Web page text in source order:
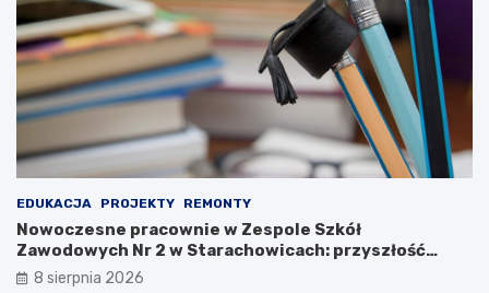
u
K
u
l
t
u
y
!
ł
u
o
b
r
o
n
e
g
o
n
a
w
EDUKACJA PROJEKTY REMONTY
Nowoczesne pracownie w Zespole Szkół
Zawodowych Nr 2 w Starachowicach: przyszłość
kształcenia zawodowego
8 sierpnia 2026